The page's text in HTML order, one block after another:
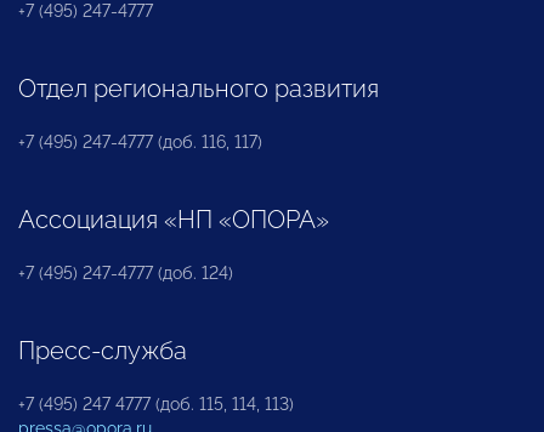
+7 (495) 247-4777
Отдел регионального развития
+7 (495) 247-4777 (доб. 116, 117)
Ассоциация «НП «ОПОРА»
+7 (495) 247-4777 (доб. 124)
Пресс-служба
+7 (495) 247 4777 (доб. 115, 114, 113)